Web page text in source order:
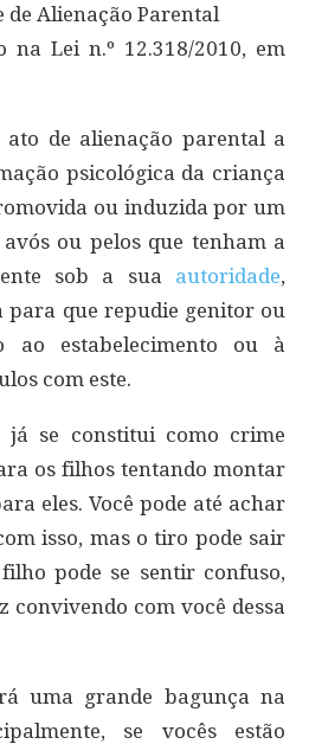
de Alienação Parental
na Lei n.º 12.318/2010, em
ato de alienação parental a
psicológica da criança
ou induzida por um
ou pelos que tenham a
sob a sua autoridade,
para que repudie genitor ou
ao estabelecimento ou à
com este.
já se constitui como crime
os filhos tentando montar
eles. Você pode até achar
isso, mas o tiro pode sair
pode se sentir confuso,
convivendo com você dessa
uma grande bagunça na
se vocês estão